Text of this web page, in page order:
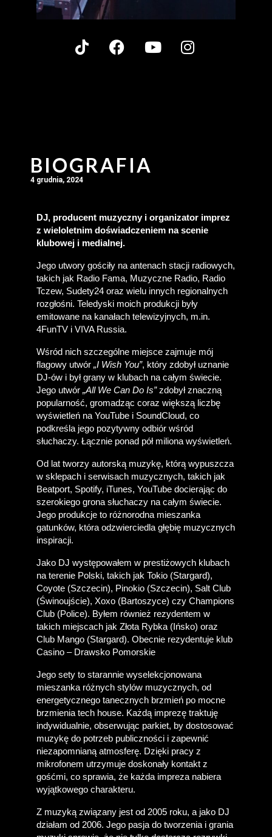
BIOGRAFIA
4 grudnia, 2024
DJ, producent muzyczny i organizator imprez
z wieloletnim doświadczeniem na scenie
klubowej i medialnej.
Jego utwory gościły na antenach stacji radiowych,
takich jak Radio Fama, Muzyczne Radio, Radio
Tczew, Sudety24 oraz wielu innych regionalnych
rozgłośni. Teledyski moich produkcji były
emitowane na kanałach telewizyjnych, m.in.
4FunTV i VIVA Russia.
Wśród nich szczególne miejsce zajmuje mój
flagowy utwór „I Wish You”, który zdobył uznanie
DJ-ów i był grany w klubach na całym świecie.
Jego utwór „All We Can Do Is” zdobył znaczną
popularność, gromadząc coraz większą liczbę
wyświetleń na YouTube i SoundCloud, co
podkreśla jego pozytywny odbiór wśród
słuchaczy. Łącznie ponad pół miliona wyświetleń.
Od lat tworzy autorską muzykę, którą wypuszcza
w sklepach i serwisach muzycznych, takich jak
Beatport, Spotify, iTunes, YouTube docierając do
szerokiego grona słuchaczy na całym świecie.
Jego produkcje to różnorodna mieszanka
gatunków, która odzwierciedla głębię muzycznych
inspiracji.
Jako DJ występowałem w prestiżowych klubach
na terenie Polski, takich jak Tokio (Stargard),
Coyote (Szczecin), Pinokio (Szczecin), Salt Club
(Świnoujście), Xoxo (Bartoszyce) czy Champions
Club (Police). Byłem również rezydentem w
takich miejscach jak Złota Rybka (Ińsko) oraz
Club Mango (Stargard). Obecnie rezydentuje klub
Casino – Drawsko Pomorskie
Jego sety to starannie wyselekcjonowana
mieszanka różnych stylów muzycznych, od
energetycznego tanecznych brzmień po mocne
brzmienia tech house. Każdą imprezę traktuję
indywidualnie, obserwując parkiet, by dostosować
muzykę do potrzeb publiczności i zapewnić
niezapomnianą atmosferę. Dzięki pracy z
mikrofonem utrzymuje doskonały kontakt z
gośćmi, co sprawia, że każda impreza nabiera
wyjątkowego charakteru.
Z muzyką związany jest od 2005 roku, a jako DJ
działam od 2006. Jego pasja do tworzenia i grania